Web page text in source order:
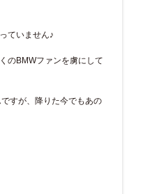
ていません♪
のBMWファンを虜にして
すが、降りた今でもあの